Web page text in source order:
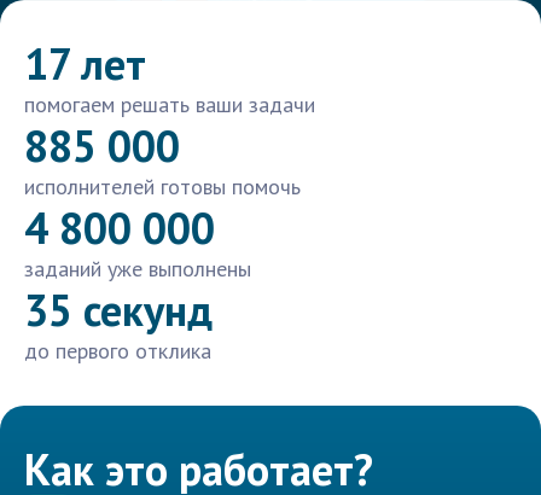
17 лет
помогаем решать ваши задачи
885 000
исполнителей готовы помочь
4 800 000
заданий уже выполнены
35 секунд
до первого отклика
Как это работает?